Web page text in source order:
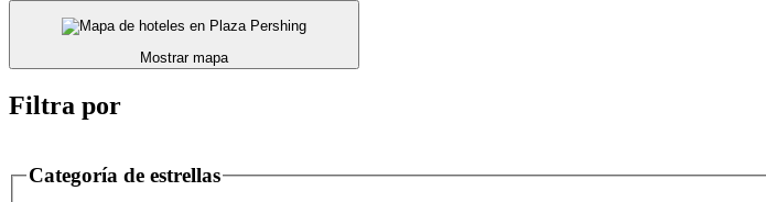
Mostrar mapa
Filtra por
Categoría de estrellas